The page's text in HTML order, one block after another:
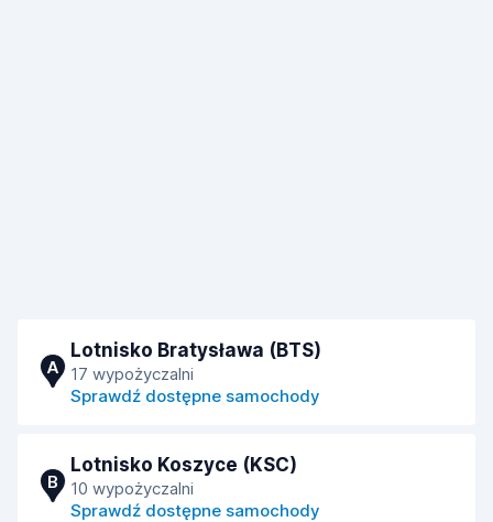
A
Lotnisko Bratysława (BTS)
17 wypożyczalni
Sprawdź dostępne samochody
B
Lotnisko Koszyce (KSC)
10 wypożyczalni
Sprawdź dostępne samochody